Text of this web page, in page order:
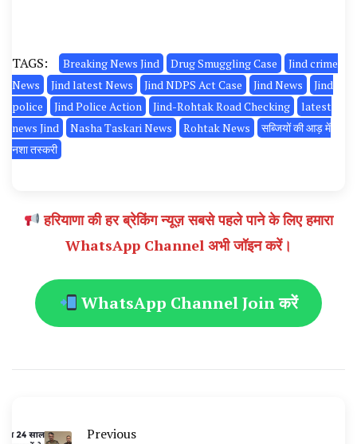
TAGS: Breaking News Jind Drug Smuggling Case
Jind crime
News
Jind latest News Jind NDPS Act Case Jind News
Jind
police
Jind Police Action Jind-Rohtak Road Checking
latest
news Jind
Nasha Taskari News Rohtak News
सब्जियों की आड़ में
नशा तस्करी
हरियाणा की हर ब्रेकिंग न्यूज़ सबसे पहले पाने के लिए हमारा
WhatsApp Channel अभी जॉइन करें।
WhatsApp Channel Join करें
Previous